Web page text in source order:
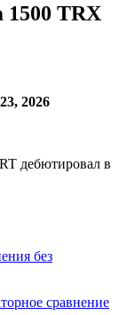
1500 TRX
2026
без
сравнение